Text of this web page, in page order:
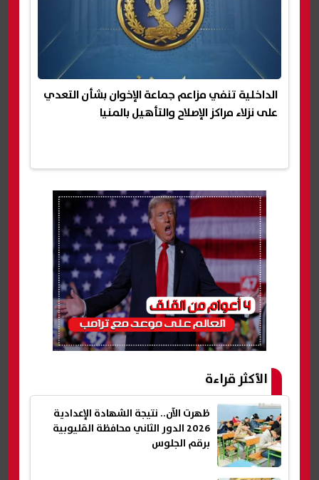
الداخلية تنفي مزاعم جماعة الإخوان بشأن التعدي
على نزلاء مراكز الإصلاح والتأهيل بالمنيا
الأكثر قراءة
ظهرت الآن.. نتيجة الشهادة الإعدادية
2026 الدور الثاني محافظة القليوبية
برقم الجلوس